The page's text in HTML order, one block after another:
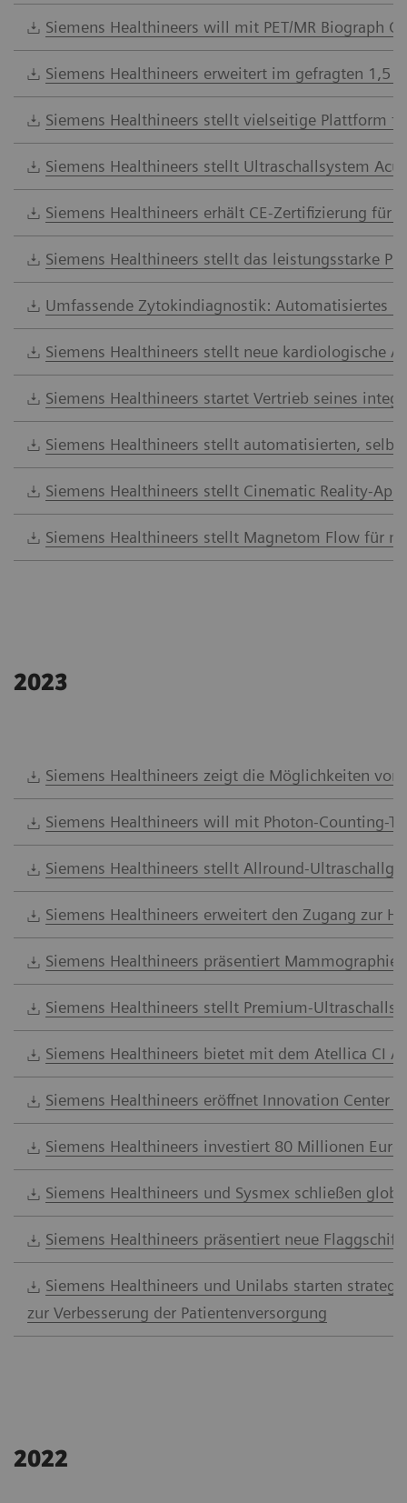
Siemens Healthineers will mit PET/MR Biograph
Siemens Healthineers erweitert im gefragten 1,5
Siemens Healthineers stellt vielseitige Plattform
Siemens Healthineers stellt Ultraschallsystem
Siemens Healthineers erhält CE-Zertifizierung
Siemens Healthineers stellt das leistungsstarke
Umfassende Zytokindiagnostik: Automatisiertes
Siemens Healthineers stellt neue kardiologische
Siemens Healthineers startet Vertrieb seines
Siemens Healthineers stellt automatisierten,
Siemens Healthineers stellt Cinematic Reality-
Siemens Healthineers stellt Magnetom Flow für
2023
Siemens Healthineers zeigt die Möglichkeiten
Siemens Healthineers will mit Photon-Counting-
Siemens Healthineers stellt Allround-
Siemens Healthineers erweitert den Zugang zur
Siemens Healthineers präsentiert
Siemens Healthineers stellt Premium-
Siemens Healthineers bietet mit dem Atellica CI
Siemens Healthineers eröffnet Innovation Center
Siemens Healthineers investiert 80 Millionen
Siemens Healthineers und Sysmex schließen
Siemens Healthineers präsentiert neue
Siemens Healthineers und Unilabs starten
zur Verbesserung der Patientenversorgung
2022